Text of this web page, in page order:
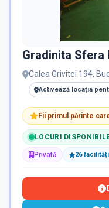
Gradinita Sfera
Calea Grivitei 194,
Activează locația
Fii primul părinte
LOCURI
Privată 26facilități